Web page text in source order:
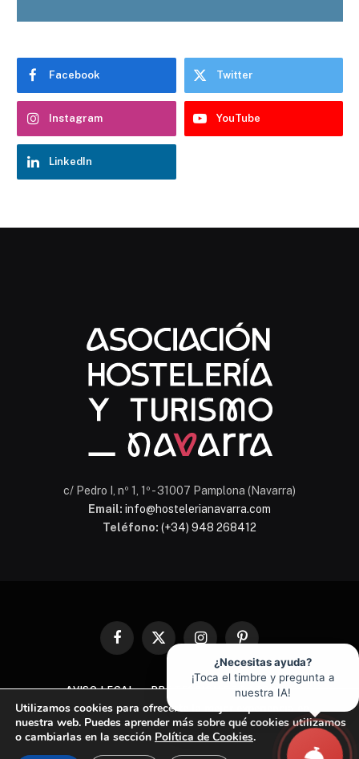
Facebook Twitter
Instagram YouTube
LinkedIn
¿Necesitas ayuda?
¡Toca el timbre y pregunta a
nuestra IA!
Chatbot Hostelería Navarra
En línea
c/ Pedro I, nº 1, 1º - 31007 Pamplona (Navarra)
Email: info@hostelerianavarra.com
Teléfono: (+34) 948 268412
Facebook
X
(Twitter)
InstagramPinterest
AVISO LEGAL PROTECCIÓN DE DATOS
POLÍTICA DE COOKIES
© 2026 Asociación de Hostelería y Turismo de Navarra
Utilizamos cookies para ofrecerte la mejor experiencia en
nuestra web. Puedes aprender más sobre qué cookies utilizamos
o cambiarlas en la sección Política de Cookies.